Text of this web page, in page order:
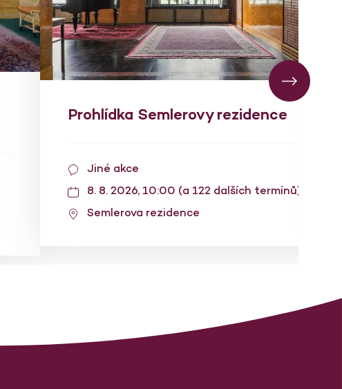
Prohlídka Semlerovy rezidence
Jiné akce
8. 8. 2026, 10:00 (a 122 dalších termínů)
Semlerova rezidence